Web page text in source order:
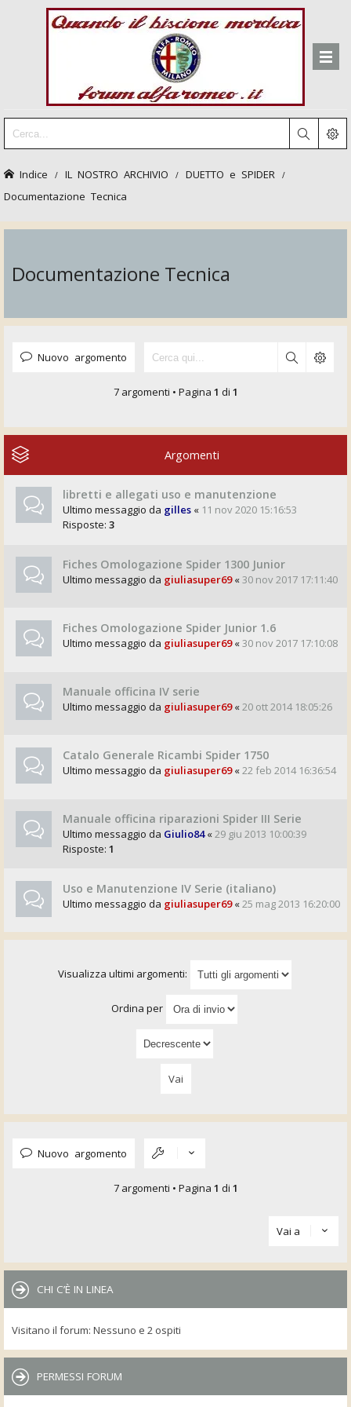
Indice IL NOSTRO ARCHIVIO DUETTO e SPIDER
Documentazione Tecnica
Documentazione Tecnica
Nuovo argomento
7 argomenti • Pagina 1 di 1
Argomenti
libretti e allegati uso e manutenzione
Ultimo messaggio da gilles « 11 nov 2020 15:16:53
Risposte: 3
Fiches Omologazione Spider 1300 Junior
Ultimo messaggio da giuliasuper69«30 nov 2017 17:11:40
Fiches Omologazione Spider Junior 1.6
Ultimo messaggio da giuliasuper69«30 nov 2017 17:10:08
Manuale officina IV serie
Ultimo messaggio da giuliasuper69«20 ott 2014 18:05:26
Catalo Generale Ricambi Spider 1750
Ultimo messaggio da giuliasuper69«22 feb 2014 16:36:54
Manuale officina riparazioni Spider III Serie
Ultimo messaggio da Giulio84«29 giu 2013 10:00:39
Risposte: 1
Uso e Manutenzione IV Serie (italiano)
Ultimo messaggio da giuliasuper69«25 mag 2013 16:20:00
Visualizza ultimi argomenti:
Ordina per
Nuovo argomento
7 argomenti • Pagina 1 di 1
Vai a
CHI C’È IN LINEA
Visitano il forum: Nessuno e 2 ospiti
PERMESSI FORUM